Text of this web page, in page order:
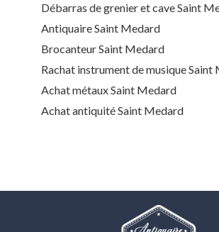
Débarras de grenier et cave Saint
Antiquaire Saint Medard
Brocanteur Saint Medard
Rachat instrument de musique Saint
Achat métaux Saint Medard
Achat antiquité Saint Medard